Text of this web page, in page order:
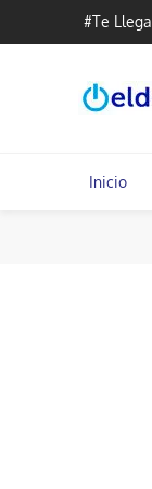
#Te Llega
Inicio